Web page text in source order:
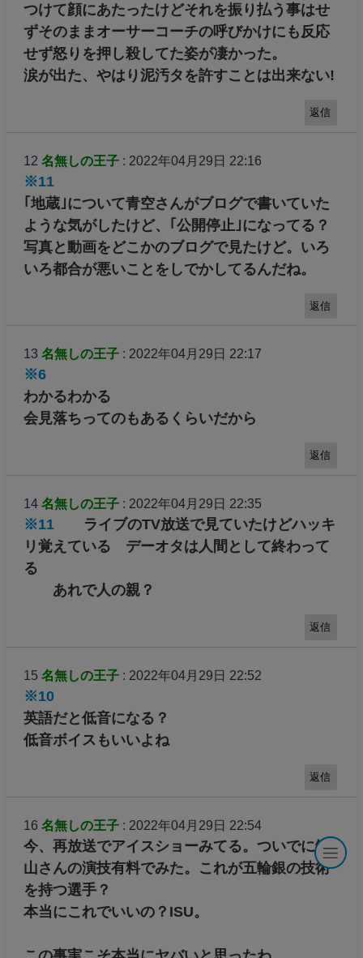
つけて顔にあたったけどそれを振り払う事はせ
ずそのままオーサーコーチの呼びかけにも反応
せず怒りを押し殺してた姿が凄かった。
涙が出た、やはり泥汚タを許すことは出来ない!
返信
12 名無しの王子: 2022年04月29日 22:16
※11
｢地蔵｣について青空さんがブログで書いていた
ような気がしたけど、｢公開停止｣になってる？
写真と動画をどこかのブログで見たけど。いろ
いろ都合が悪いことをしでかしてるんだね。
返信
13 名無しの王子: 2022年04月29日 22:17
※6
わかるわかる
会見落ちってのもあるくらいだから
返信
14 名無しの王子: 2022年04月29日 22:35
※11ライブのTV放送で見ていたけどハッキ
リ覚えている デーオタは人間として終わって
る
あれで人の親？
返信
15 名無しの王子: 2022年04月29日 22:52
※10
英語だと低音になる？
低音ボイスもいいよね
返信
16 名無しの王子: 2022年04月29日 22:54
今、再放送でアイスショーみてる。ついでに鍵
山さんの演技有料でみた。これが五輪銀の技術
を持つ選手？
本当にこれでいいの？ISU。